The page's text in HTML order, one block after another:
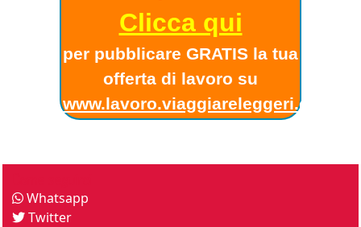
Clicca qui
per pubblicare GRATIS la tua
offerta di lavoro su
www.lavoro.viaggiareleggeri.com
Whatsapp
Twitter